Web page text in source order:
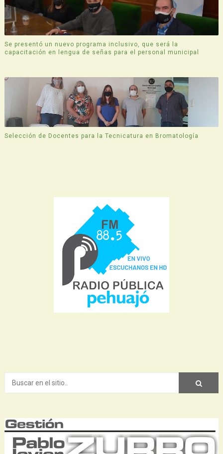
Se presentó un nuevo programa inclusivo, que será la
capacitación en lengua de señas para el personal municipal
Selección de Docentes para la Tecnicatura en Bromatología